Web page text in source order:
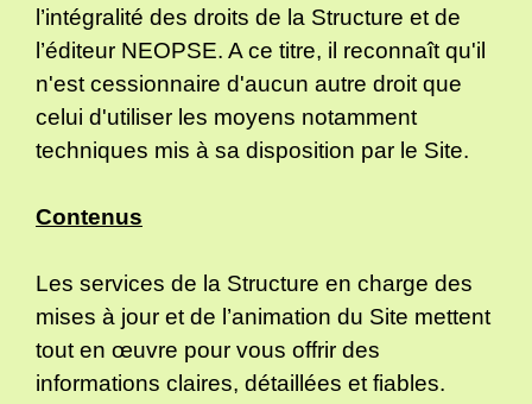
l’intégralité des droits de la Structure et de
l’éditeur NEOPSE. A ce titre, il reconnaît qu'il
n'est cessionnaire d'aucun autre droit que
celui d'utiliser les moyens notamment
techniques mis à sa disposition par le Site.
Contenus
Les services de la Structure en charge des
mises à jour et de l’animation du Site mettent
tout en œuvre pour vous offrir des
informations claires, détaillées et fiables.